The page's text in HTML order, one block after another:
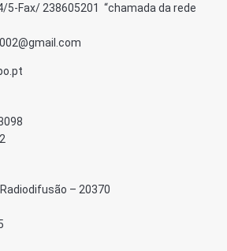
Fax/ 238605201 “chamada da rede
– 20370